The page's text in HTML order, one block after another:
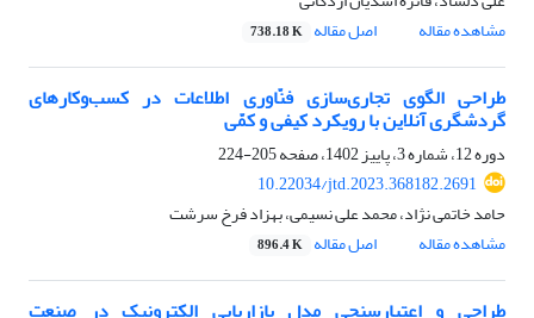
مشاهده مقاله
اصل مقاله 738.18 K
طراحی الگوی تجاری‌سازی فنّاوری اطلاعات در کسب‌وکارهای
گردشگری آنلاین با رویکرد کیفی و کمّی
دوره 12، شماره 3، پاییز 1402، صفحه
205-224
10.22034/jtd.2023.368182.2691
حامد خاتمی نژاد، محمد علی نسیمی، بهزاد فرخ سرشت
مشاهده مقاله
اصل مقاله 896.4 K